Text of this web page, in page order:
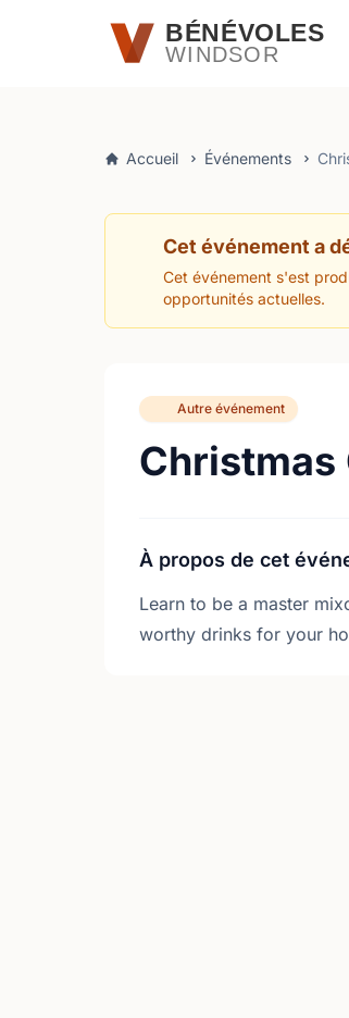
Passer au contenu principalBÉNÉVOLES
WINDSOR
Accueil Événements
Cet événement a
Cet événement s'est
opportunités actuelles.
Autre événement
Christmas
À propos de cet
Learn to be a master
worthy drinks for your